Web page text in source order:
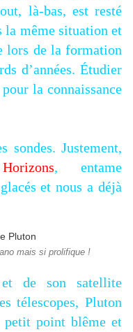
là-bas, est resté
la même situation et
lors de la formation
d’années. Étudier
la connaissance
Justement,
, entame
et nous a déjà
mais si prolifique !
et de son satellite
télescopes, Pluton
petit point blême et